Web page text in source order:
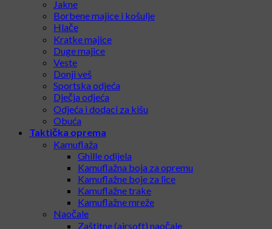
Jakne
Borbene majice i košulje
Hlače
Kratke majice
Duge majice
Veste
Donji veš
Sportska odjeća
Dječja odjeća
Odjeća i dodaci za kišu
Obuća
Taktička oprema
Kamuflaža
Ghille odijela
Kamuflažna boja za opremu
Kamuflažne boje za lice
Kamuflažne trake
Kamuflažne mreže
Naočale
Zaštitne (airsoft) naočale